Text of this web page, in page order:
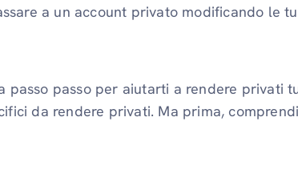
a un account privato modificando le
passo passo per aiutarti a rendere privati
da rendere privati. Ma prima,